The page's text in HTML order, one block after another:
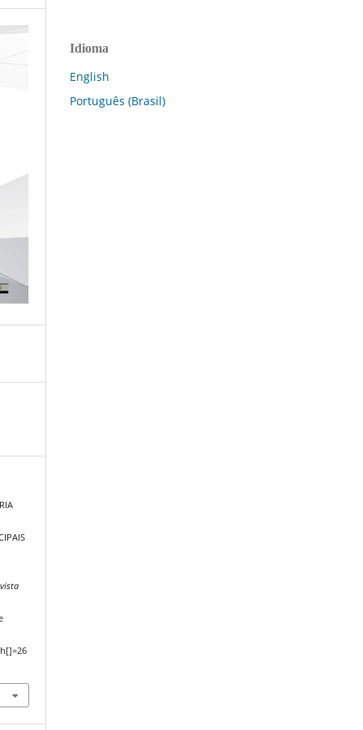
Idioma
English
Português (Brasil)